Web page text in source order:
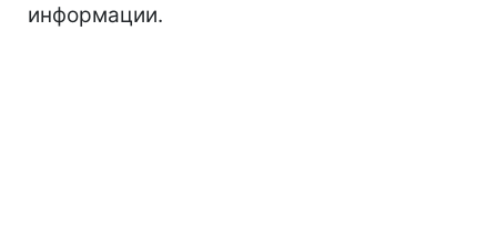
информации.